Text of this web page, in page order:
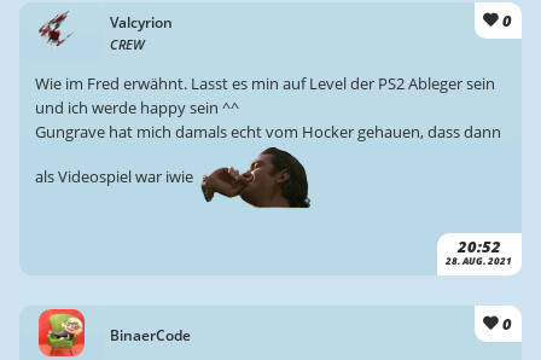
Valcyrion
CREW
0
20:52
28. AUG. 2021
Wie im Fred erwähnt. Lasst es min auf Level der PS2 Ableger sein
und ich werde happy sein ^^
Gungrave hat mich damals echt vom Hocker gehauen, dass dann
als Videospiel war iwie
BinaerCode
0